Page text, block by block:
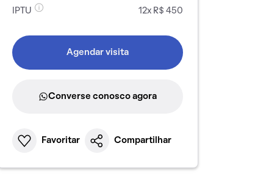
IPTU 12x R$ 450
Agendar visita
Converse conosco agora
Favoritar Compartilhar